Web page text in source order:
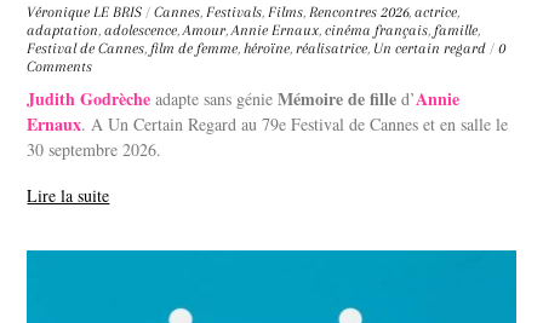
Véronique LE BRIS / Cannes,Festivals,Films,Rencontres 2026,actrice,
adaptation,adolescence,Amour,Annie Ernaux,cinéma français, famille,
Festival de Cannes, film de femme,héroïne,réalisatrice, Un certain regard / 0
Comments
Judith Godrèche adapte sans génieMémoire de fille d’Annie
Ernaux. A Un Certain Regard au 79e Festival de Cannes et en salle le
30 septembre 2026.
Lire la suite